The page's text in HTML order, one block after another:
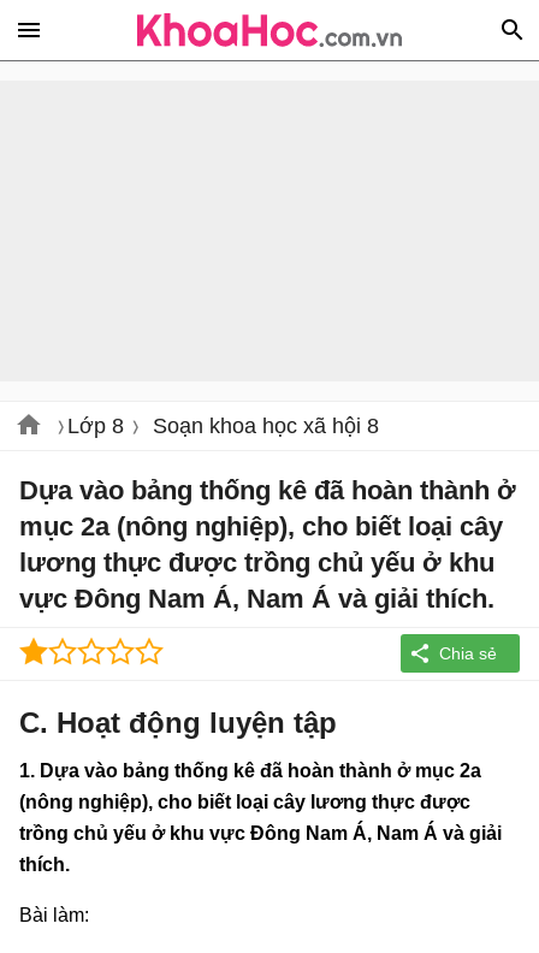
Lớp 8 Soạn khoa học xã hội 8
Dựa vào bảng thống kê đã hoàn thành ở
mục 2a (nông nghiệp), cho biết loại cây
lương thực được trồng chủ yếu ở khu
vực Đông Nam Á, Nam Á và giải thích.
C. Hoạt động luyện tập
1. Dựa vào bảng thống kê đã hoàn thành ở mục 2a
(nông nghiệp), cho biết loại cây lương thực được
trồng chủ yếu ở khu vực Đông Nam Á, Nam Á và giải
thích.
Bài làm: